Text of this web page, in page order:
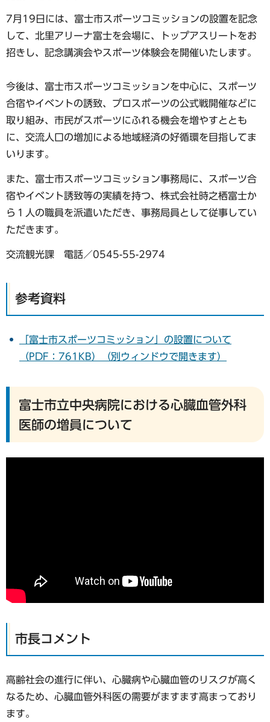
7月19日には、富士市スポーツコミッションの設置を記念
して、北里アリーナ富士を会場に、トップアスリートをお
招きし、記念講演会やスポーツ体験会を開催いたします。
今後は、富士市スポーツコミッションを中心に、スポーツ
合宿やイベントの誘致、プロスポーツの公式戦開催などに
取り組み、市民がスポーツにふれる機会を増やすととも
に、交流人口の増加による地域経済の好循環を目指してま
いります。
また、富士市スポーツコミッション事務局に、スポーツ合
宿やイベント誘致等の実績を持つ、株式会社時之栖富士か
ら１人の職員を派遣いただき、事務局員として従事してい
ただきます。
交流観光課 電話／0545-55-2974
参考資料
「富士市スポーツコミッション」の設置について
（PDF：761KB）（別ウィンドウで開きます）
富士市立中央病院における心臓血管外科
医師の増員について
市長コメント
高齢社会の進行に伴い、心臓病や心臓血管のリスクが高く
なるため、心臓血管外科医の需要がますます高まっており
ます。